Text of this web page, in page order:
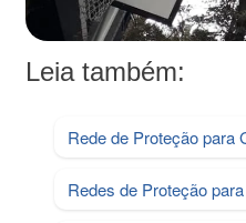
Leia também:
Rede de Proteção para
Redes de Proteção